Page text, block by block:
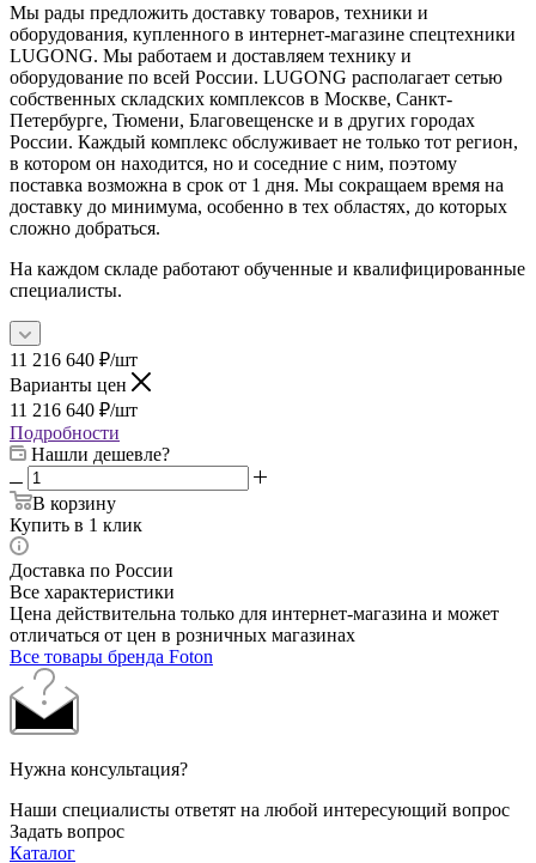
Мы рады предложить доставку товаров, техники и
оборудования, купленного в интернет-магазине спецтехники
LUGONG. Мы работаем и доставляем технику и
оборудование по всей России. LUGONG располагает сетью
собственных складских комплексов в Москве, Санкт-
Петербурге, Тюмени, Благовещенске и в других городах
России. Каждый комплекс обслуживает не только тот регион,
в котором он находится, но и соседние с ним, поэтому
поставка возможна в срок от 1 дня. Мы сокращаем время на
доставку до минимума, особенно в тех областях, до которых
сложно добраться.
На каждом складе работают обученные и квалифицированные
специалисты.
11 216 640 ₽/шт
Варианты цен
11 216 640 ₽/шт
Подробности
Нашли дешевле?
В корзину
Купить в 1 клик
Доставка по России
Все характеристики
Цена действительна только для интернет-магазина и может
отличаться от цен в розничных магазинах
Все товары бренда Foton
Нужна консультация?
Наши специалисты ответят на любой интересующий вопрос
Задать вопрос
Каталог